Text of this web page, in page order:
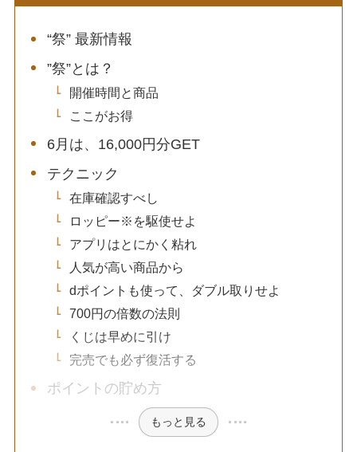
“祭” 最新情報
”祭”とは？
開催時間と商品
ここがお得
6月は、16,000円分GET
テクニック
在庫確認すべし
ロッピー※を駆使せよ
アプリはとにかく粘れ
人気が高い商品から
dポイントも使って、ダブル取りせよ
700円の倍数の法則
くじは早めに引け
完売でも必ず復活する
ポイントの貯め方
もっと見る